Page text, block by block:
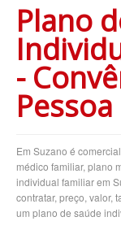
BRADESCO
CAIXA PLANO
CLASSES PLANO
CUIDAR ME
GOLDEN CROSS
GNDI PLANO DE
Plano
-
Em Suzano é
médico familiar, plano
individual familiar em
contratar, preço, valor,
um plano de saúde